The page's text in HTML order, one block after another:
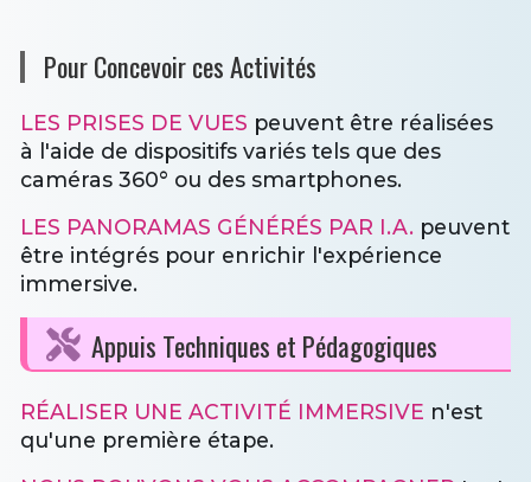
Pour Concevoir ces Activités
LES PRISES DE VUES peuvent être réalisées
à l'aide de dispositifs variés tels que des
caméras 360° ou des smartphones.
LES PANORAMAS GÉNÉRÉS PAR I.A.peuvent
être intégrés pour enrichir l'expérience
immersive.
Appuis Techniques et Pédagogiques
RÉALISER UNE ACTIVITÉ IMMERSIVE n'est
qu'une première étape.